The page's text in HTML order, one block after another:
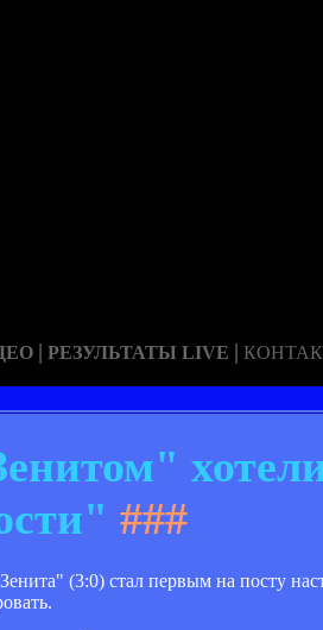
| РЕЗУЛЬТАТЫ LIVE |
###
(3:0) стал первым на посту